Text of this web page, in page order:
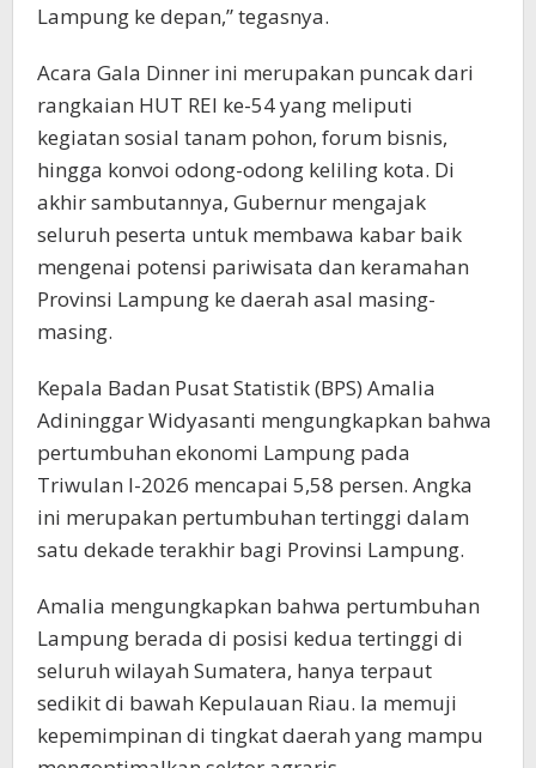
Lampung ke depan,” tegasnya.
​Acara Gala Dinner ini merupakan puncak dari
rangkaian HUT REI ke-54 yang meliputi
kegiatan sosial tanam pohon, forum bisnis,
hingga konvoi odong-odong keliling kota. Di
akhir sambutannya, Gubernur mengajak
seluruh peserta untuk membawa kabar baik
mengenai potensi pariwisata dan keramahan
Provinsi Lampung ke daerah asal masing-
masing.
Kepala Badan Pusat Statistik (BPS) Amalia
Adininggar Widyasanti mengungkapkan bahwa
pertumbuhan ekonomi Lampung pada
Triwulan I-2026 mencapai 5,58 persen. Angka
ini merupakan pertumbuhan tertinggi dalam
satu dekade terakhir bagi Provinsi Lampung.
​Amalia mengungkapkan bahwa pertumbuhan
Lampung berada di posisi kedua tertinggi di
seluruh wilayah Sumatera, hanya terpaut
sedikit di bawah Kepulauan Riau. Ia memuji
kepemimpinan di tingkat daerah yang mampu